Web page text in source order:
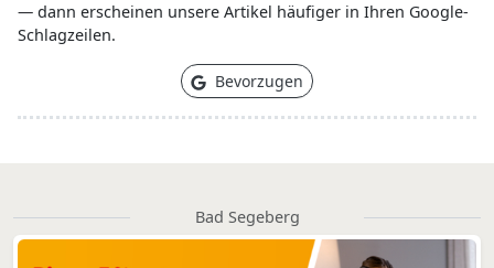
— dann erscheinen unsere Artikel häufiger in Ihren Google-
Schlagzeilen.
Bevorzugen
Bad Segeberg